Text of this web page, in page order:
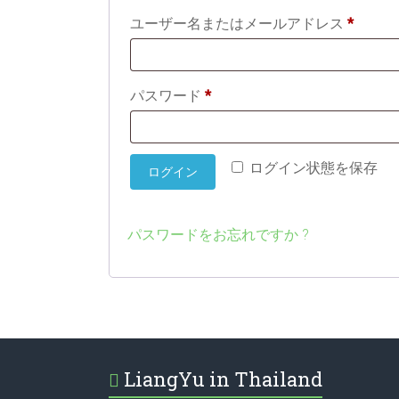
ユーザー名またはメールアドレス *必
パスワード *必
ログイン状態を保存
ログイン
パスワードをお忘れですか ?
LiangYu in Thailand